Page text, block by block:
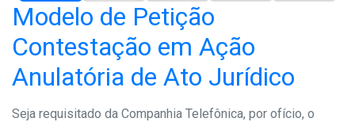
Modelo de Petição
Contestação em Ação
Anulatória de Ato Jurídico
Seja requisitado da Companhia Telefônica, por ofício, o